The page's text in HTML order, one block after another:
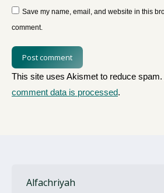
Save my name, email, and website in this
comment.
Post comment
This site uses Akismet to reduce spam.
comment data is processed.
Alfachriyah